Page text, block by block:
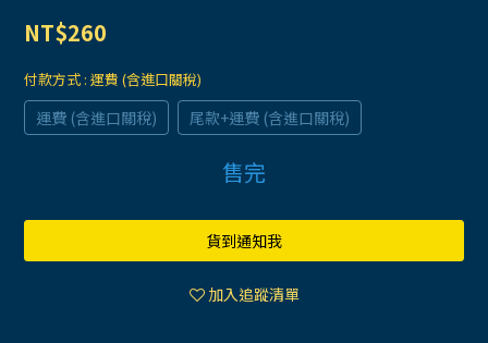
NT$260
付款方式 : 運費 (含進口關稅)
運費 (含進口關稅) 尾款+運費 (含進口關稅)
售完
貨到通知我
加入追蹤清單